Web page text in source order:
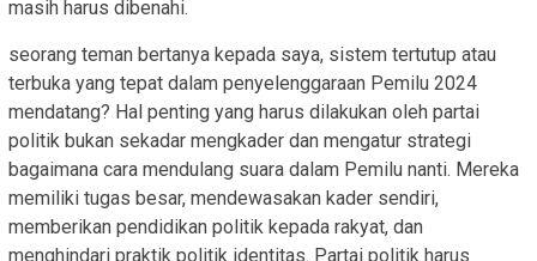
masih harus dibenahi.
seorang teman bertanya kepada saya, sistem tertutup atau
terbuka yang tepat dalam penyelenggaraan Pemilu 2024
mendatang? Hal penting yang harus dilakukan oleh partai
politik bukan sekadar mengkader dan mengatur strategi
bagaimana cara mendulang suara dalam Pemilu nanti. Mereka
memiliki tugas besar, mendewasakan kader sendiri,
memberikan pendidikan politik kepada rakyat, dan
menghindari praktik politik identitas. Partai politik harus